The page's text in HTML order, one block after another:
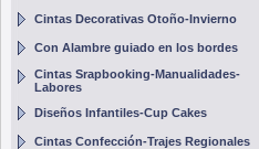
Cintas Decorativas Otoño-Invierno
Con Alambre guiado en los bordes
Cintas Srapbooking-Manualidades-
Labores
Diseños Infantiles-Cup Cakes
Cintas Confección-Trajes Regionales